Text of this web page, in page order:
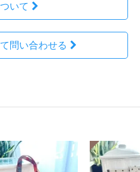
いて
問い合わせる